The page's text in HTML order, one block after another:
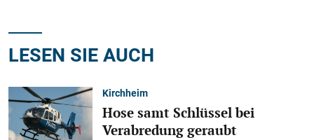
LESEN SIE AUCH
Kirchheim
Hose samt Schlüssel bei
Verabredung geraubt